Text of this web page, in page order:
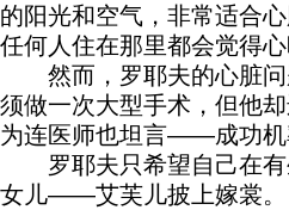
的阳光和空气，非常适合
任何人住在那里都会觉得心
然而，罗耶夫的心脏问
须做一次大型手术，但他
为连医师也坦言——成功机
罗耶夫只希望自己在有
女儿——艾芙儿披上嫁裳。